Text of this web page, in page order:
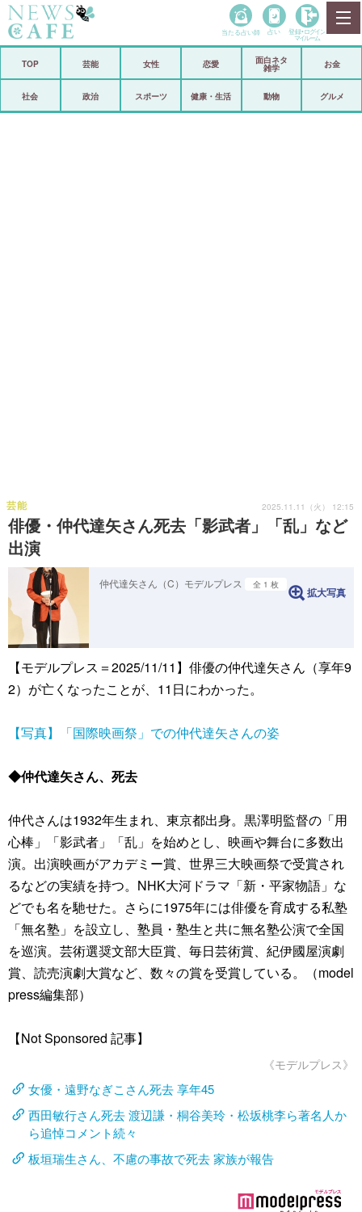
政治
当たる占い師 占い 登録• ログイン
マイルーム
TOP 芸能 女性 恋愛
面白ネタ
雑学
お金
社会 政治 スポーツ 健康・生活 動物 グルメ
俳優・仲代達矢さん死去「影武者」「乱」など
出演
芸能 2025.11.11（火） 12:15
仲代達矢さん（C）モデルプレス 全 1 枚
拡大写真
【モデルプレス＝2025/11/11】俳優の仲代達矢さん（享年9
2）が亡くなったことが、11日にわかった。
【写真】「国際映画祭」での仲代達矢さんの姿
◆仲代達矢さん、死去
仲代さんは1932年生まれ、東京都出身。黒澤明監督の「用
心棒」「影武者」「乱」を始めとし、映画や舞台に多数出
演。出演映画がアカデミー賞、世界三大映画祭で受賞され
るなどの実績を持つ。NHK大河ドラマ「新・平家物語」な
どでも名を馳せた。さらに1975年には俳優を育成する私塾
「無名塾」を設立し、塾員・塾生と共に無名塾公演で全国
を巡演。芸術選奨文部大臣賞、毎日芸術賞、紀伊國屋演劇
賞、読売演劇大賞など、数々の賞を受賞している。（model
press編集部）
【Not Sponsored 記事】
《モデルプレス》
女優・遠野なぎこさん死去 享年45
西田敏行さん死去 渡辺謙・桐谷美玲・松坂桃李ら著名人か
ら追悼コメント続々
板垣瑞生さん、不慮の事故で死去 家族が報告